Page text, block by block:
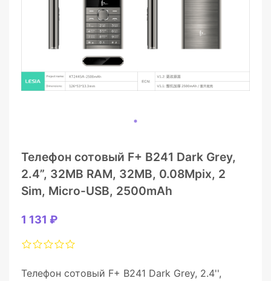
Телефон сотовый F+ B241 Dark Grey,
2.4”, 32MB RAM, 32MB, 0.08Mpix, 2
Sim, Micro-USB, 2500mAh
1 131 ₽
Телефон сотовый F+ B241 Dark Grey, 2.4'',